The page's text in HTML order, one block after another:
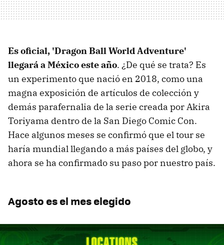
Es oficial, 'Dragon Ball World Adventure'
llegará a México este año. ¿De qué se trata? Es
un experimento que nació en 2018, como una
magna exposición de artículos de colección y
demás parafernalia de la serie creada por Akira
Toriyama dentro de la San Diego Comic Con.
Hace algunos meses se confirmó que el tour se
haría mundial llegando a más países del globo, y
ahora se ha confirmado su paso por nuestro país.
Agosto es el mes elegido